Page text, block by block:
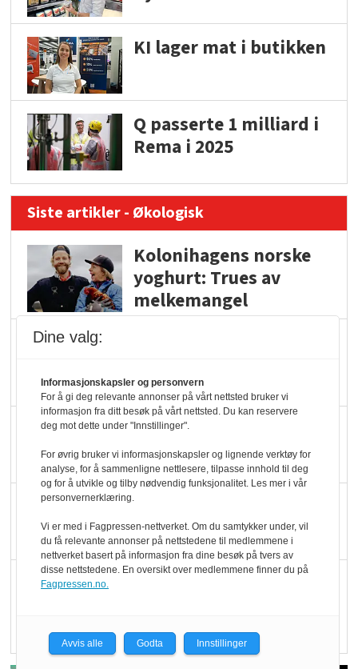
KI lager mat i butikken
Q passerte 1 milliard i
Rema i 2025
Siste artikler - Økologisk
Kolonihagens norske
yoghurt: Trues av
melkemangel
hederspris
Blir enklere å velge
økologisk i butikkhylla
Kolonihagen sliter
med å få tak i nok melk
det?
Dine valg:
Informasjonskapsler og personvern
For å gi deg relevante annonser på vårt nettsted bruker vi
informasjon fra ditt besøk på vårt nettsted. Du kan reservere
deg mot dette under "Innstillinger".
For øvrig bruker vi informasjonskapsler og lignende verktøy for
analyse, for å sammenligne nettlesere, tilpasse innhold til deg
og for å utvikle og tilby nødvendig funksjonalitet. Les mer i vår
personvernerklæring.
Vi er med i Fagpressen-nettverket. Om du samtykker under, vil
du få relevante annonser på nettstedene til medlemmene i
nettverket basert på informasjon fra dine besøk på tvers av
disse nettstedene. En oversikt over medlemmene finner du på
Fagpressen.no.
Avvis alle Godta Innstillinger